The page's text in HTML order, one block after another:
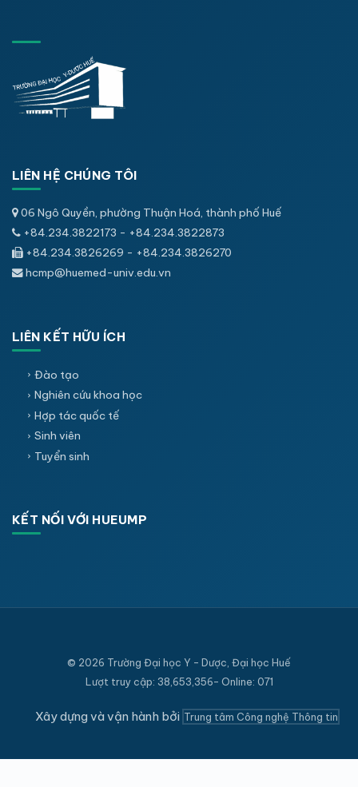
LIÊN HỆ CHÚNG TÔI
06 Ngô Quyền, phường Thuận Hoá, thành phố Huế
+84.234.3822173 - +84.234.3822873
+84.234.3826269 - +84.234.3826270
hcmp@huemed-univ.edu.vn
LIÊN KẾT HỮU ÍCH
Đào tạo
Nghiên cứu khoa học
Hợp tác quốc tế
Sinh viên
Tuyển sinh
KẾT NỐI VỚI HUEUMP
© 2026 Trường Đại học Y - Dược, Đại học Huế
Lượt truy cập: 38,653,356- Online: 071
Xây dựng và vận hành bởi Trung tâm Công nghệ Thông tin